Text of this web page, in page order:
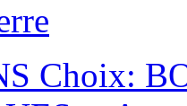
Choix: